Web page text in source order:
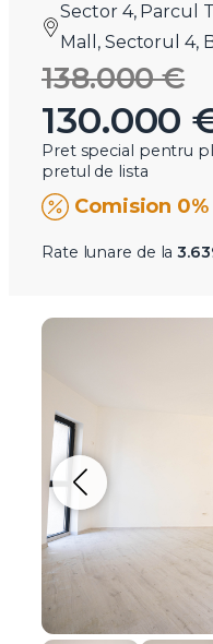
Sector 4, Parcul
Mall, Sectorul 4,
138.000 €
130.000
Pret special pentru
pretul de lista
Comision
Rate lunare de la